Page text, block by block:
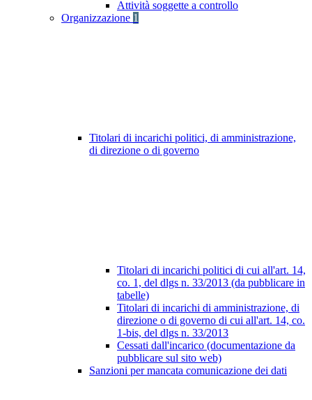
Attività soggette a controllo
Organizzazione 1
Titolari di incarichi politici, di amministrazione,
di direzione o di governo
Titolari di incarichi politici di cui all'art. 14,
co. 1, del dlgs n. 33/2013 (da pubblicare in
tabelle)
Titolari di incarichi di amministrazione, di
direzione o di governo di cui all'art. 14, co.
1-bis, del dlgs n. 33/2013
Cessati dall'incarico (documentazione da
pubblicare sul sito web)
Sanzioni per mancata comunicazione dei dati